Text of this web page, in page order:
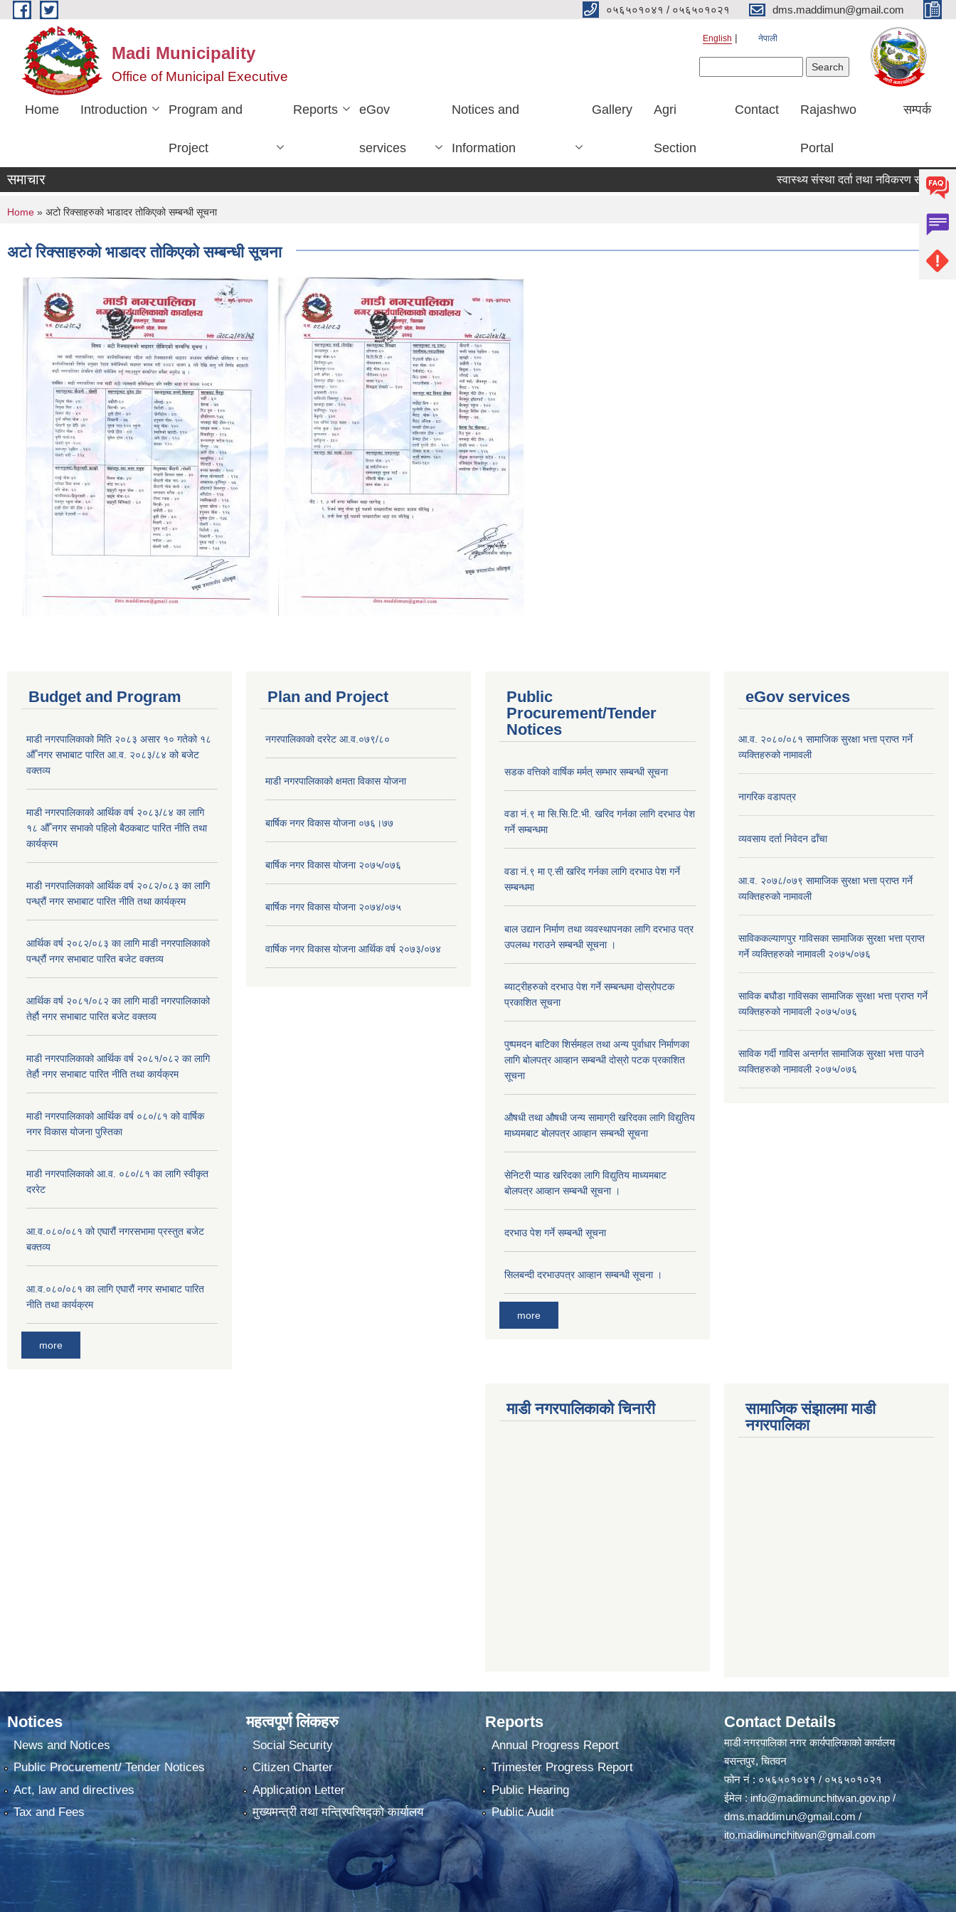
Skip to main content ०५६५०१०४१ / ०५६५०१०२१ dms.maddimun@gmail.com
Madi Municipality
Office of Municipal Executive
English नेपाली
Home Introduction Program and
Project
Reports eGov
services
Notices and
Information
Gallery Agri
Section
Contact Rajashwo
Portal
सम्पर्क
समाचार स्वास्थ्य संस्था दर्ता तथा नविकरण सम्बन्धी सूचना
You are here
Home » अटो रिक्साहरुको भाडादर तोकिएको सम्बन्धी सूचना
अटो रिक्साहरुको भाडादर तोकिएको सम्बन्धी सूचना
Budget and Program
माडी नगरपालिकाको मिति २०८३ असार १० गतेको १८
औँ नगर सभाबाट पारित आ.व. २०८३/८४ को बजेट
वक्तव्य
माडी नगरपालिकाको आर्थिक वर्ष २०८३/८४ का लागि
१८ औँ नगर सभाको पहिलो बैठकबाट पारित नीति तथा
कार्यक्रम
माडी नगरपालिकाको आर्थिक वर्ष २०८२/०८३ का लागि
पन्ध्रौं नगर सभाबाट पारित नीति तथा कार्यक्रम
आर्थिक वर्ष २०८२/०८३ का लागि माडी नगरपालिकाको
पन्ध्रौं नगर सभाबाट पारित बजेट वक्तव्य
आर्थिक वर्ष २०८१/०८२ का लागि माडी नगरपालिकाको
तेर्हौ नगर सभाबाट पारित बजेट वक्तव्य
माडी नगरपालिकाको आर्थिक वर्ष २०८१/०८२ का लागि
तेर्हौ नगर सभाबाट पारित नीति तथा कार्यक्रम
माडी नगरपालिकाको आर्थिक वर्ष ०८०/८१ को वार्षिक
नगर विकास योजना पुस्तिका
माडी नगरपालिकाको आ.व. ०८०/८१ का लागि स्वीकृत
दररेट
आ.व.०८०/०८१ को एघारौं नगरसभामा प्रस्तुत बजेट
बक्तव्य
आ.व.०८०/०८१ का लागि एघारौं नगर सभाबाट पारित
नीति तथा कार्यक्रम
more
Plan and Project
नगरपालिकाको दररेट आ.व.०७९/८०
माडी नगरपालिकाको क्षमता विकास योजना
बार्षिक नगर विकास योजना ०७६।७७
बार्षिक नगर विकास योजना २०७५/०७६
बार्षिक नगर विकास योजना २०७४/०७५
वार्षिक नगर विकास योजना आर्थिक वर्ष २०७३/०७४
Public
Procurement/Tender
Notices
सडक वत्तिको वार्षिक मर्मत् सम्भार सम्बन्धी सूचना
वडा नं.९ मा सि.सि.टि.भी. खरिद गर्नका लागि दरभाउ पेश
गर्ने सम्बन्धमा
वडा नं.९ मा ए.सी खरिद गर्नका लागि दरभाउ पेश गर्ने
सम्बन्धमा
बाल उद्यान निर्माण तथा व्यवस्थापनका लागि दरभाउ पत्र
उपलब्ध गराउने सम्बन्धी सूचना ।
ब्याट्रीहरुको दरभाउ पेश गर्ने सम्बन्धमा दोस्रोपटक
प्रकाशित सूचना
पुष्पमदन बाटिका शिर्समहल तथा अन्य पुर्वाधार निर्माणका
लागि बोलपत्र आव्हान सम्बन्धी दोस्रो पटक प्रकाशित
सूचना
औषधी तथा औषधी जन्य सामाग्री खरिदका लागि विद्युतिय
माध्यमबाट बोलपत्र आव्हान सम्बन्धी सूचना
सेनिटरी प्याड खरिदका लागि विद्युतिय माध्यमबाट
बोलपत्र आव्हान सम्बन्धी सूचना ।
दरभाउ पेश गर्ने सम्बन्धी सूचना
सिलबन्दी दरभाउपत्र आव्हान सम्बन्धी सूचना ।
more
eGov services
आ.व. २०८०/०८१ सामाजिक सुरक्षा भत्ता प्राप्त गर्ने
व्यक्तिहरुको नामावली
नागरिक वडापत्र
व्यवसाय दर्ता निवेदन ढाँचा
आ.व. २०७८/०७९ सामाजिक सुरक्षा भत्ता प्राप्त गर्ने
व्यक्तिहरुको नामावली
साविककल्याणपुर गाविसका सामाजिक सुरक्षा भत्ता प्राप्त
गर्ने व्यक्तिहरुको नामावली २०७५/०७६
साविक बघौडा गाविसका सामाजिक सुरक्षा भत्ता प्राप्त गर्ने
व्यक्तिहरुको नामावली २०७५/०७६
साविक गर्दी गाविस अन्तर्गत सामाजिक सुरक्षा भत्ता पाउने
व्यक्तिहरुको नामावली २०७५/०७६
माडी नगरपालिकाको चिनारी
सामाजिक संझालमा माडी
नगरपालिका
Notices
News and Notices
Public Procurement/ Tender Notices
Act, law and directives
Tax and Fees
महत्वपूर्ण लिंकहरु
Social Security
Citizen Charter
Application Letter
मुख्यमन्त्री तथा मन्त्रिपरिषद्को कार्यालय
Reports
Annual Progress Report
Trimester Progress Report
Public Hearing
Public Audit
Contact Details
माडी नगरपालिका नगर कार्यपालिकाको कार्यालय
बसन्तपुर, चितवन
फोन नं : ०५६५०१०४१ / ०५६५०१०२१
ईमेल :info@madimunchitwan.gov.np /
dms.maddimun@gmail.com/
ito.madimunchitwan@gmail.com